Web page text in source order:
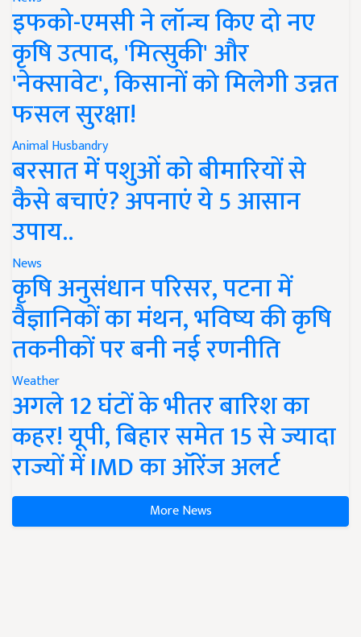
इफको-एमसी ने लॉन्च किए दो नए
कृषि उत्पाद, 'मित्सुकी' और
'नेक्सावेट', किसानों को मिलेगी उन्नत
फसल सुरक्षा!
Animal Husbandry
बरसात में पशुओं को बीमारियों से
कैसे बचाएं? अपनाएं ये 5 आसान
उपाय..
News
कृषि अनुसंधान परिसर, पटना में
वैज्ञानिकों का मंथन, भविष्य की कृषि
तकनीकों पर बनी नई रणनीति
Weather
अगले 12 घंटों के भीतर बारिश का
कहर! यूपी, बिहार समेत 15 से ज्यादा
राज्यों में IMD का ऑरेंज अलर्ट
More News